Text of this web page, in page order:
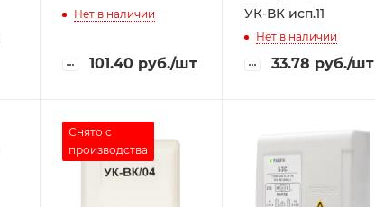
Нет в наличии
101.40руб./шт
УК-ВК исп.11
Нет в наличии
33.78 руб./шт
Снято с
производства